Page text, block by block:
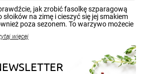
które pozwolą zachować świeżość
jak zrobić fasolkę szparagową
słoików na zimę i cieszyć się jej smakiem
poza sezonem. To warzywo możecie
propozycje!
więcej